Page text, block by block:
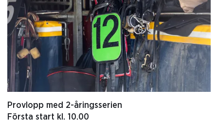
Provlopp med 2-åringsserien
Första start kl. 10.00